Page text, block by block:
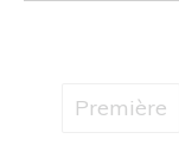
Première